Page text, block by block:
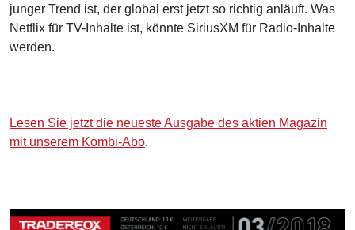
junger Trend ist, der global erst jetzt so richtig anläuft. Was
Netflix für TV-Inhalte ist, könnte SiriusXM für Radio-Inhalte
werden.
Lesen Sie jetzt die neueste Ausgabe des aktien Magazin
mit unserem Kombi-Abo.